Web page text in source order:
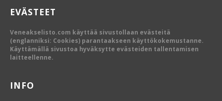
EVÄSTEET
Veneakselisto.com käyttää sivustollaan evästeitä
(englanniksi: Cookies) parantaakseen käyttökokemustanne.
Käyttämällä sivustoa hyväksytte evästeiden tallentamisen
laitteellenne.
INFO